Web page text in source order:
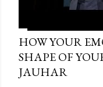
HOW YOUR
SHAPE OF
JAUHAR